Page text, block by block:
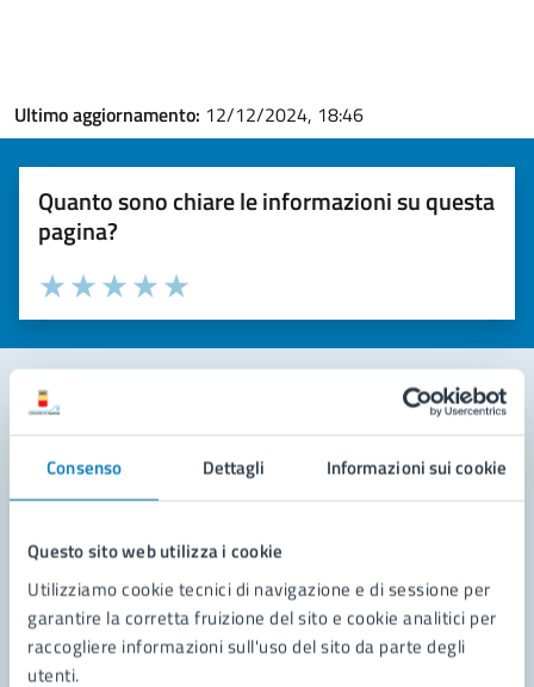
Consenso Dettagli Informazioni sui cookie
Questo sito web utilizza i cookie
Utilizziamo cookie tecnici di navigazione e di sessione per
garantire la corretta fruizione del sito e cookie analitici per
raccogliere informazioni sull'uso del sito da parte degli
utenti.
Ultimo aggiornamento: 12/12/2024, 18:46
Quanto sono chiare le informazioni su questa
pagina?
Valuta la chiarezza delle informazioni (da 1 a 5 stelle)
Seleziona il numero di stelle per valutare la chiarezza delle
Valuta 5 stelle su 5
Valuta 4 stelle su 5
Valuta 3 stelle su 5
Valuta 2 stelle su 5
Valuta 1 stelle su 5
Leggi le domande frequenti
Richiedi assistenza
Prenota appuntamento
Problemi in città